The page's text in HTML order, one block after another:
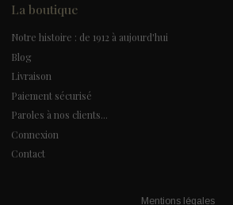
La boutique
Notre histoire : de 1912 à aujourd'hui
Blog
Livraison
Paiement sécurisé
Paroles à nos clients...
Connexion
Contact
Mentions légales